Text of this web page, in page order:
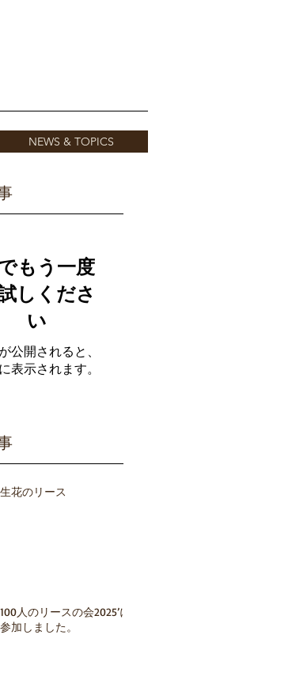
NEWS & TOPICS
もう一度
しくださ
い
公開されると、
表示されます。
生花のリース
100人のリースの会2025’に
参加しました。